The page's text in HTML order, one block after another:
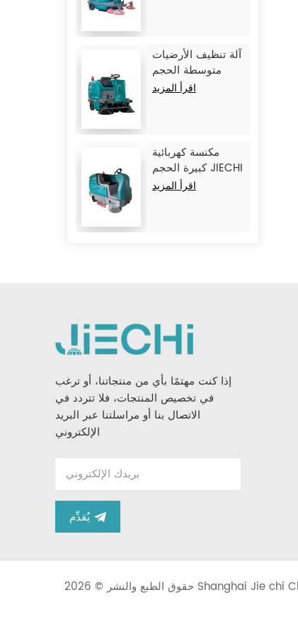
آلة تنظيف الأرضيات
متوسطة الحجم
JIECHI BA1400
اقرأ المزيد
مكنسة كهربائية
كبيرة الحجم JIECHI
M17
اقرأ المزيد
إذا كنت مهتمًا بأي من منتجاتنا، أو ترغب
في تخصيص المنتجات، فلا تتردد في
الاتصال بنا أو مراسلتنا عبر البريد
الإلكتروني
يُقدِّم